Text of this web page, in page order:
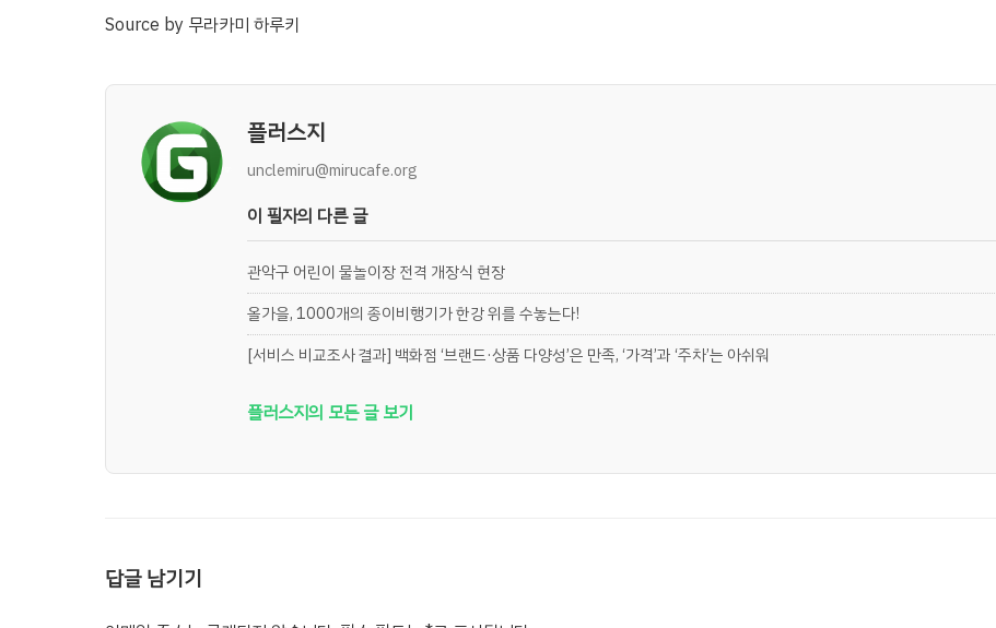
Source by 무라카미 하루키
플러스지
unclemiru@mirucafe.org
이 필자의 다른 글
관악구 어린이 물놀이장 전격 개장식 현장
올가을, 1000개의 종이비행기가 한강 위를 수놓는다!
[서비스 비교조사 결과] 백화점 ‘브랜드·상품 다양성’은 만족, ‘가격’과 ‘주차’는 아쉬워
플러스지의 모든 글 보기
답글 남기기